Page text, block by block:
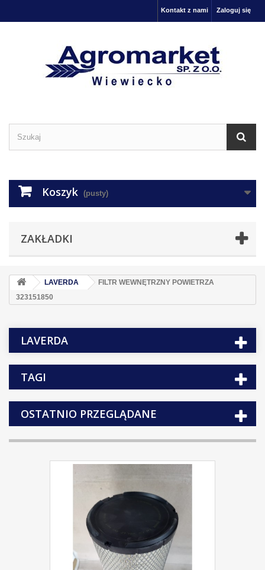
Zaloguj się
Kontakt z nami
Koszyk (pusty)
ZAKŁADKI
LAVERDA
FILTR WEWNĘTRZNY POWIETRZA
323151850
LAVERDA
TAGI
OSTATNIO PRZEGLĄDANE